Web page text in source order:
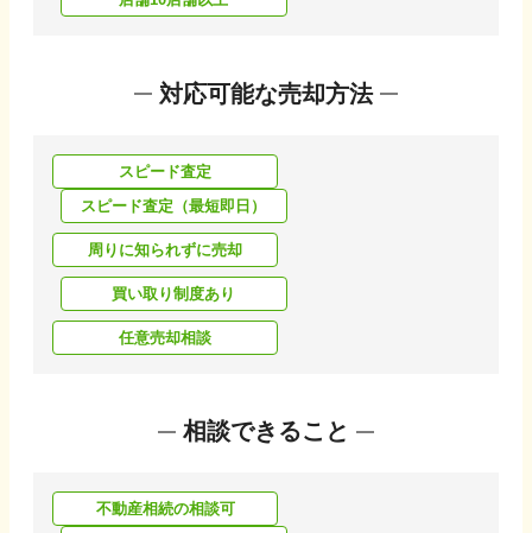
対応可能な売却方法
スピード査定
スピード査定（最短即日）
周りに知られずに売却
買い取り制度あり
任意売却相談
相談できること
不動産相続の相談可